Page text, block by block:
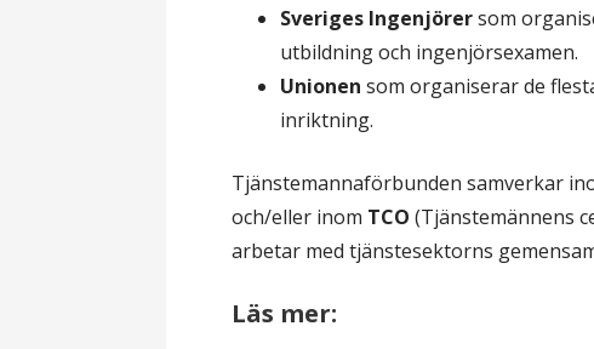
Sveriges Ingenjörersom
utbildning och ingenjörsexamen.
Unionen som organiserar de
inriktning.
Tjänstemannaförbunden samverkar
och/eller inom TCO (Tjänstemännens
arbetar med tjänstesektorns
Läs mer: